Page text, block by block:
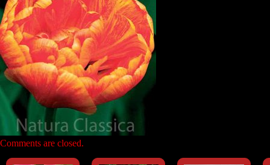
Comments are closed.